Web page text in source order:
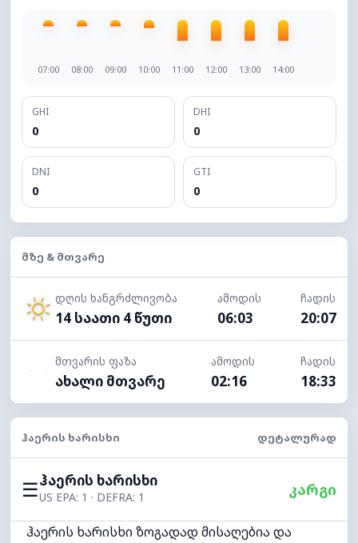
07:00 08:00 09:00 10:00 11:00 12:00 13:00 14:00
GHI
0
DHI
0
DNI
0
GTI
0
ᲛᲖᲔ & ᲛᲗᲕᲐᲠᲔ
დღის ხანგრძლივობა
14 საათი 4 წუთი
ამოდის
06:03
ჩადის
20:07
მთვარის ფაზა
ახალი მთვარე
ამოდის
02:16
ჩადის
18:33
ᲰᲐᲔᲠᲘᲡ ᲮᲐᲠᲘᲡᲮᲘ ᲓᲔᲢᲐᲚᲣᲠᲐᲓ
☰ჰაერის ხარისხი
US EPA: 1 · DEFRA: 1 კარგი
ჰაერის ხარისხი ზოგადად მისაღებია და